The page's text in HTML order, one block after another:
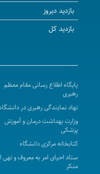
درمانی توحید در سال 1405
certified and
year 2026- 2027
فراخوان دعوت
الملل در سال تحصیلی 1405-1406
پزشکی ، آموزشی و درمانی
آگهی استعلام
سابق واقع درمرکز
قیمت پیشنهادی در سال 1405 -
بازدید دیروز
بازدید کل
پایگاه اطلاع رسانی مقام معظم
رهبری
نهاد نمایندگی رهبری در
وزارت بهداشت درمان و آموزش
پزشکی
کتابخانه مرکزی دانشگاه
ستاد احیای امر به معروف و نهی
منکر